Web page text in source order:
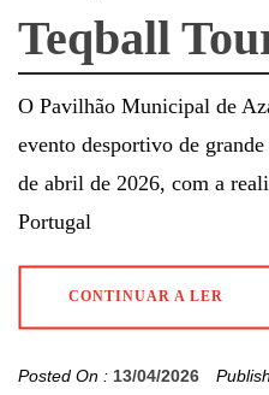
Teqball
O Pavilhão Municipal de
evento desportivo de
de abril de 2026, com a
Portugal
CONTINUAR A LER
Posted On : 13/04/2026